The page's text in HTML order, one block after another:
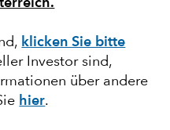
klicken Sie bitte
Investor sind,
über andere
hier.